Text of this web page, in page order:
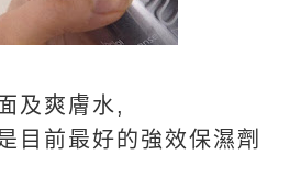
及爽膚水,
目前最好的強效保濕劑